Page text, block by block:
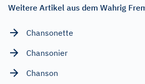
Weitere Artikel aus dem Wahrig
Chansonette
Chansonier
Chanson